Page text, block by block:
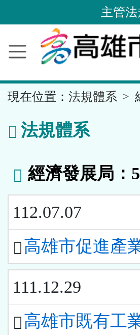
內
容
主管
現在位置： 法規體系
法規體系
經濟發展局：
112.07.07
高雄市促進產
111.12.29
高雄市既有工